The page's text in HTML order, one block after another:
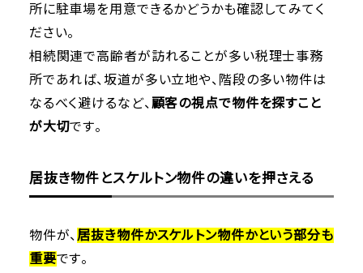
所に駐車場を用意できるかどうかも確認してみてく
ださい。
相続関連で高齢者が訪れることが多い税理士事務
所であれば、坂道が多い立地や、階段の多い物件は
なるべく避けるなど、顧客の視点で物件を探すこと
が大切です。
居抜き物件とスケルトン物件の違いを押さえる
物件が、 居抜き物件かスケルトン物件かという部分も
重要です。